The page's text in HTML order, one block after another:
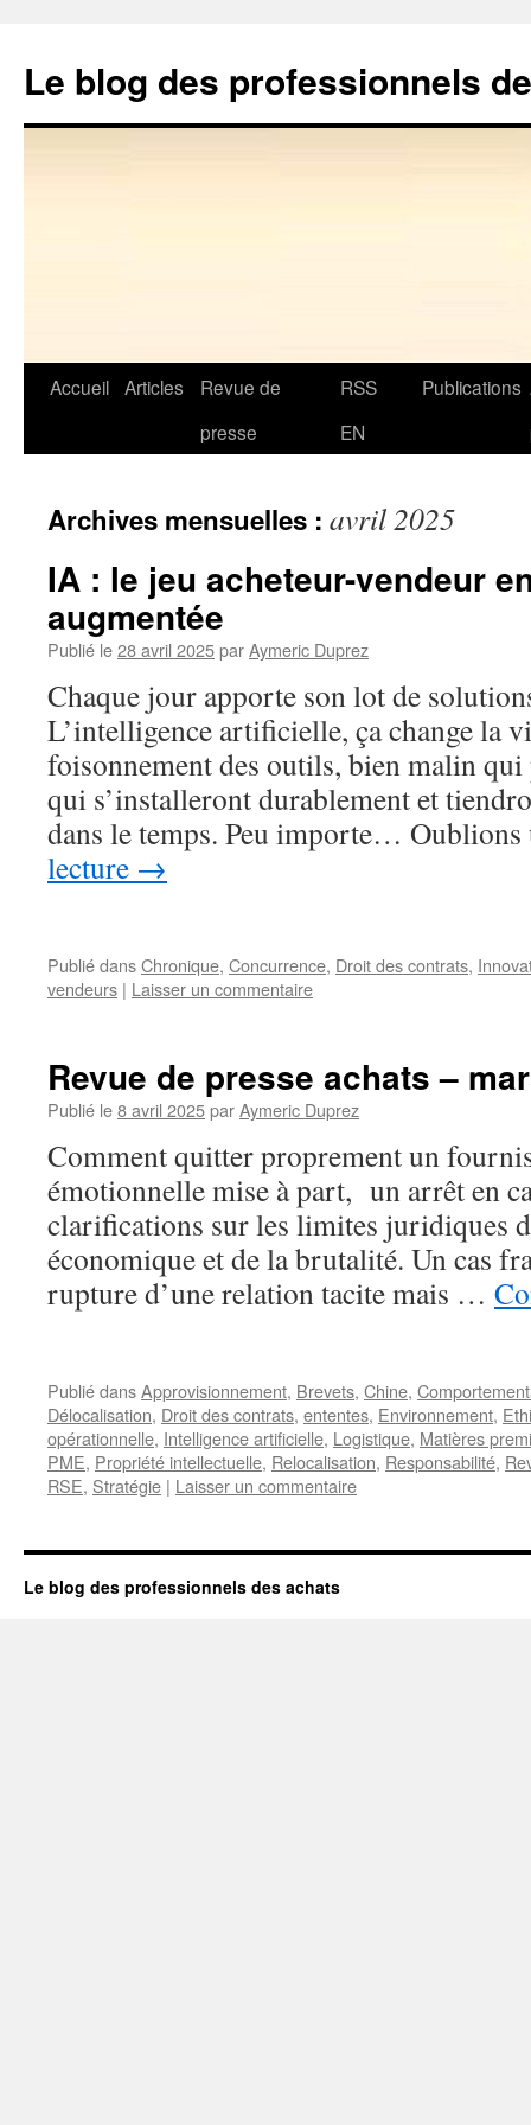
contenu
Le blog des professionnels
Accueil Articles
Revue de
presse
RSS
EN
Publications
Archives mensuelles : avril 2025
IA : le jeu acheteur-vendeur
augmentée
Publié le28 avril 2025parAymeric Duprez
Chaque jour apporte son lot de
L’intelligence artificielle, ça change la
foisonnement des outils, bien malin
qui s’installeront durablement et
dans le temps. Peu importe…
lecture →
Publié dansChronique, Concurrence, Droit des contrats,
vendeurs | Laisser un commentaire
Revue de presse achats –
Publié le8 avril 2025parAymeric Duprez
Comment quitter proprement un
émotionnelle mise à part, un arrêt en
clarifications sur les limites juridiques
économique et de la brutalité. Un cas
rupture d’une relation tacite mais …
Publié dansApprovisionnement, Brevets, Chine,
Délocalisation, Droit des contrats, ententes, Environnement,
opérationnelle, Intelligence artificielle, Logistique, Matières
PME, Propriété intellectuelle, Relocalisation, Responsabilité,
RSE, Stratégie | Laisser un commentaire
Le blog des professionnels des achats